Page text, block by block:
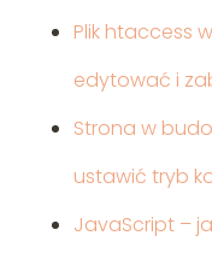
Plik htaccess
edytować i
Strona w
ustawić tryb
JavaScript –